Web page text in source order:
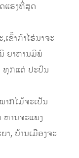
ແຮງທີ່ສຸດ
າກ້າໄຮ່ນາຈະ
ຍາຫານມີພໍ
ທຸກແດ່ ປະປົນ
ໄມ້ຈະເປັນ
ຫານຈະແພງ
ບ້ານເມືອງຈະ